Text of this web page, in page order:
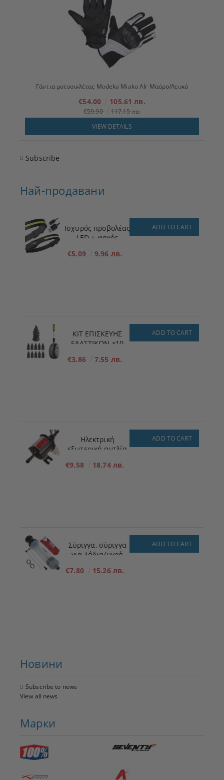
Γάντια μοτοσικλέτας Modeka Miako AIr Μαύρο/Λευκό
€54.00 105.61 лв.
€59.90
117.15 лв.
VIEW DETAILS
Subscribe
Най-продавани
Ισχυρός προβολέας
LED + φακός
€5.09
9.96 лв.
ADD TO CART
ΚΙΤ ΕΠΙΣΚΕΥΗΣ
ΕΛΑΣΤΙΚΩΝ x10
mm x 11,7 mm
€3.86 7.55 лв.
ADD TO CART
Ηλεκτρική
εξωτερική αντλία
καυσίμου για
€9.58 18.74 лв.
ADD TO CART
Σύριγγα, σύριγγα
για λάδια/υγρά
€7.80 15.26 лв.
ADD TO CART
Новини
Subscribe to news
View all news
Марки